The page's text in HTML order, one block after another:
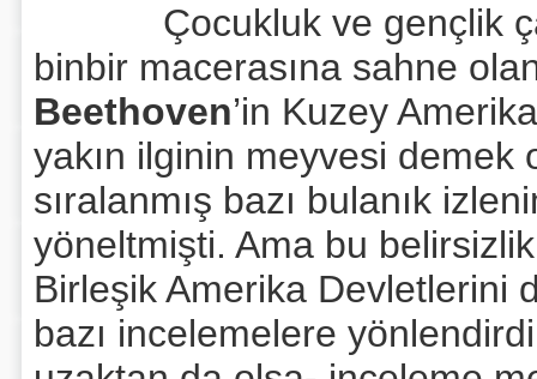
Çocukluk ve gençlik
binbir macerasına sahne
Beethoven’in Kuzey
yakın ilginin meyvesi demek
sıralanmış bazı bulanık
yöneltmişti. Ama bu
Birleşik Amerika Devletlerini
bazı incelemelere